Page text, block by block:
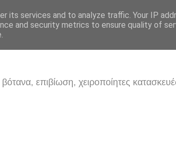
επιβίωση, χειροποίητες
its services and to analyze traffic. Your IP
and security metrics to ensure quality of